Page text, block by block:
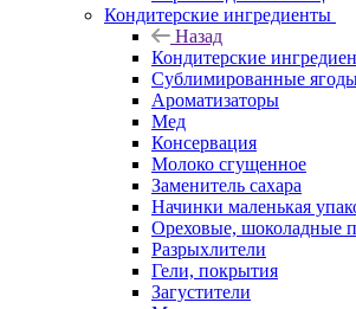
Кондитерские ингредиенты
Назад
Кондитерские
Сублимированные
Ароматизаторы
Мед
Консервация
Молоко сгущенное
Заменитель сахара
Начинки маленькая
Ореховые, шоколадные
Разрыхлители
Гели, покрытия
Загустители